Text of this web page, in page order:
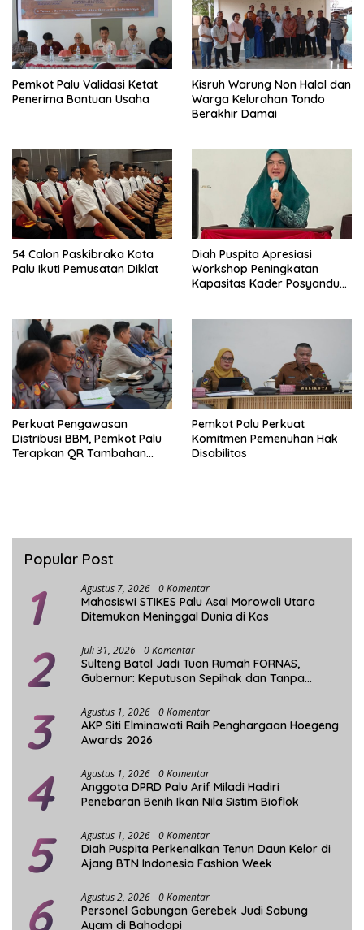
Pemkot Palu Validasi Ketat
Penerima Bantuan Usaha
Kisruh Warung Non Halal dan
Warga Kelurahan Tondo
Berakhir Damai
54 Calon Paskibraka Kota
Palu Ikuti Pemusatan Diklat
Diah Puspita Apresiasi
Workshop Peningkatan
Kapasitas Kader Posyandu
Perkuat Pengawasan
Distribusi BBM, Pemkot Palu
Terapkan QR Tambahan
Pemkot Palu Perkuat
Komitmen Pemenuhan Hak
Disabilitas
Popular Post
1 Agustus 7, 2026 0 Komentar
Mahasiswi STIKES Palu Asal Morowali Utara
Ditemukan Meninggal Dunia di Kos
2 Juli 31, 2026 0 Komentar
Sulteng Batal Jadi Tuan Rumah FORNAS,
Gubernur: Keputusan Sepihak dan Tanpa
3 Agustus 1, 2026 0 Komentar
AKP Siti Elminawati Raih Penghargaan Hoegeng
Awards 2026
4 Agustus 1, 2026 0 Komentar
Anggota DPRD Palu Arif Miladi Hadiri
Penebaran Benih Ikan Nila Sistim Bioflok
5 Agustus 1, 2026 0 Komentar
Diah Puspita Perkenalkan Tenun Daun Kelor di
Ajang BTN Indonesia Fashion Week
6 Agustus 2, 2026 0 Komentar
Personel Gabungan Gerebek Judi Sabung
Ayam di Bahodopi